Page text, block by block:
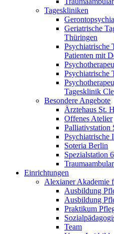
Tageskliniken
Geriatrische
Thüringen
Psychiatrische
Patienten mit
Psychiatrische
Tagesklinik
Besondere Angebote
Ärztehaus St.
Offenes Atelier
Palliativstation
Psychiatrische
Soteria Berlin
Spezialstation
Einrichtungen
Alexianer Akademie
Ausbildung
Ausbildung
Praktikum
Team